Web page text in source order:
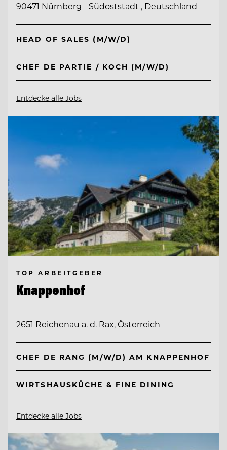
90471 Nürnberg - Südoststadt , Deutschland
HEAD OF SALES (M/W/D)
CHEF DE PARTIE / KOCH (M/W/D)
Entdecke alle Jobs
TOP ARBEITGEBER
Knappenhof
2651 Reichenau a. d. Rax, Österreich
CHEF DE RANG (M/W/D) AM KNAPPENHOF
WIRTSHAUSKÜCHE & FINE DINING
Entdecke alle Jobs